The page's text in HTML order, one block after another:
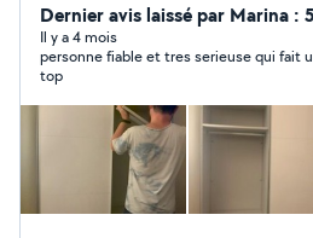
pas à faire appel à moi pour vos
Dernier avis laissé par Marina :
Il y a 4 mois
personne fiable et tres serieuse qui fait
top